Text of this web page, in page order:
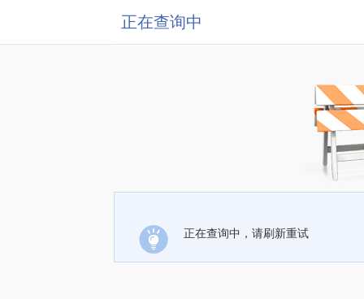
正在查询中
正在查询中，请刷新重试